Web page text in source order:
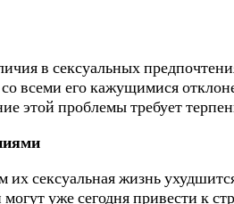
в сексуальных
всеми его кажущимися
этой проблемы требует
их сексуальная жизнь
уже сегодня привести к